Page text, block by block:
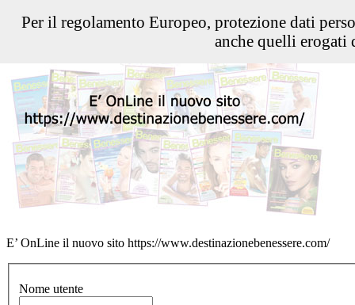
E’ OnLine il nuovo sito https://www.destinazionebenessere.com/
Nome utente
Per il regolamento Europeo, protezione dati
anche quelli erogati